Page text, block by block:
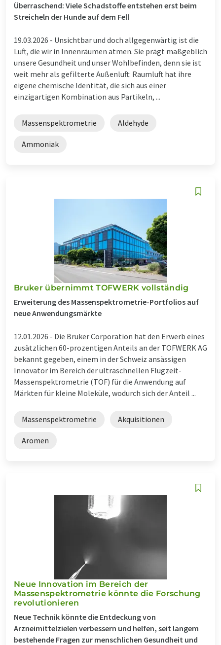
Überraschend: Viele Schadstoffe entstehen erst beim
Streicheln der Hunde auf dem Fell
19.03.2026 - Unsichtbar und doch allgegenwärtig ist die
Luft, die wir in Innenräumen atmen. Sie prägt maßgeblich
unsere Gesundheit und unser Wohlbefinden, denn sie ist
weit mehr als gefilterte Außenluft: Raumluft hat ihre
eigene chemische Identität, die sich aus einer
einzigartigen Kombination aus Partikeln, ...
Massenspektrometrie Aldehyde
Ammoniak
Bruker übernimmt TOFWERK vollständig
Erweiterung des Massenspektrometrie-Portfolios auf
neue Anwendungsmärkte
12.01.2026 - Die Bruker Corporation hat den Erwerb eines
zusätzlichen 60-prozentigen Anteils an der TOFWERK AG
bekannt gegeben, einem in der Schweiz ansässigen
Innovator im Bereich der ultraschnellen Flugzeit-
Massenspektrometrie (TOF) für die Anwendung auf
Märkten für kleine Moleküle, wodurch sich der Anteil ...
Massenspektrometrie Akquisitionen
Aromen
Neue Innovation im Bereich der
Massenspektrometrie könnte die Forschung
revolutionieren
Neue Technik könnte die Entdeckung von
Arzneimittelzielen verbessern und helfen, seit langem
bestehende Fragen zur menschlichen Gesundheit und